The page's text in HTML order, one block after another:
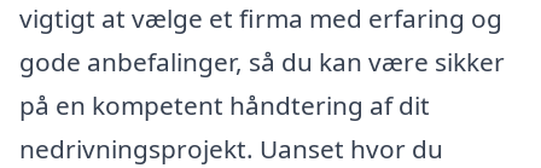
vigtigt at vælge et firma med erfaring og
gode anbefalinger, så du kan være sikker
på en kompetent håndtering af dit
nedrivningsprojekt. Uanset hvor du